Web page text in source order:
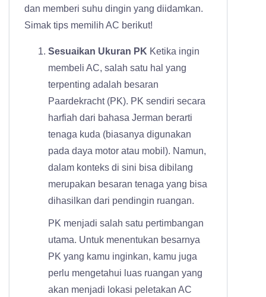
dan memberi suhu dingin yang diidamkan.
Simak tips memilih AC berikut!
Sesuaikan Ukuran PK Ketika ingin
membeli AC, salah satu hal yang
terpenting adalah besaran
Paardekracht (PK). PK sendiri secara
harfiah dari bahasa Jerman berarti
tenaga kuda (biasanya digunakan
pada daya motor atau mobil). Namun,
dalam konteks di sini bisa dibilang
merupakan besaran tenaga yang bisa
dihasilkan dari pendingin ruangan.
PK menjadi salah satu pertimbangan
utama. Untuk menentukan besarnya
PK yang kamu inginkan, kamu juga
perlu mengetahui luas ruangan yang
akan menjadi lokasi peletakan AC